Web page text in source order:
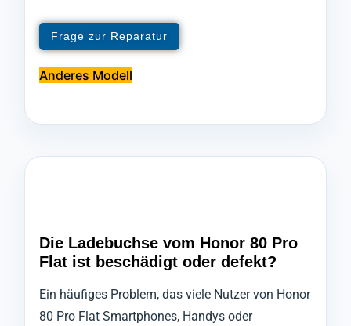
Frage zur Reparatur
Anderes Modell
Die Ladebuchse vom Honor 80 Pro
Flat ist beschädigt oder defekt?
Ein häufiges Problem, das viele Nutzer von Honor
80 Pro Flat Smartphones, Handys oder